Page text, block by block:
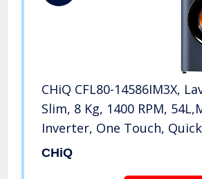
CHiQ CFL80-14586IM3X,
Slim, 8 Kg, 1400 RPM,
Inverter, One Touch, Quick
Wash,Child Lock,
CHiQ